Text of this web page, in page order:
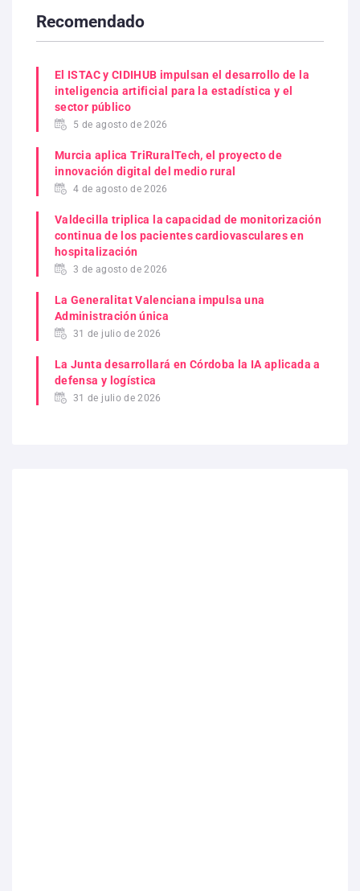
Recomendado
El ISTAC y CIDIHUB impulsan el desarrollo de la
inteligencia artificial para la estadística y el
sector público
5 de agosto de 2026
Murcia aplica TriRuralTech, el proyecto de
innovación digital del medio rural
4 de agosto de 2026
Valdecilla triplica la capacidad de monitorización
continua de los pacientes cardiovasculares en
hospitalización
3 de agosto de 2026
La Generalitat Valenciana impulsa una
Administración única
31 de julio de 2026
La Junta desarrollará en Córdoba la IA aplicada a
defensa y logística
31 de julio de 2026